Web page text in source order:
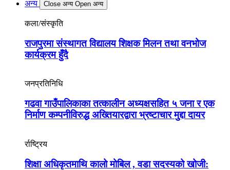
अन्य
Close अन्य Open अन्य
कला/संस्कृति
राजपुरमा संस्थागत विद्यालय शिक्षक मिलन तथा वनभोज
कार्यक्रम हुँदै
जनप्रतिनिधि
गढवा गाउँपालिकाका तत्कालीन अध्यक्षसहित ५ जना र एक
निर्माण कम्पनीविरुद्ध अख्तियारद्वारा भ्रष्टाचार मुद्दा दायर
र्राष्ट्रिय
शिक्षा अधिकृतमाथि कालो मोबिल , वडा सदस्यको खोजी: